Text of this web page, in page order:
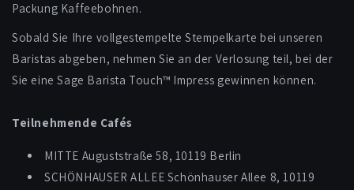
Packung Kaffeebohnen.
Sobald Sie Ihre vollgestempelte Stempelkarte bei unseren
Baristas abgeben, nehmen Sie an der Verlosung teil, bei der
Sie eine Sage Barista Touch™ Impress gewinnen können.
Teilnehmende Cafés
MITTE Auguststraße 58, 10119 Berlin
SCHÖNHAUSER ALLEE Schönhauser Allee 8, 10119